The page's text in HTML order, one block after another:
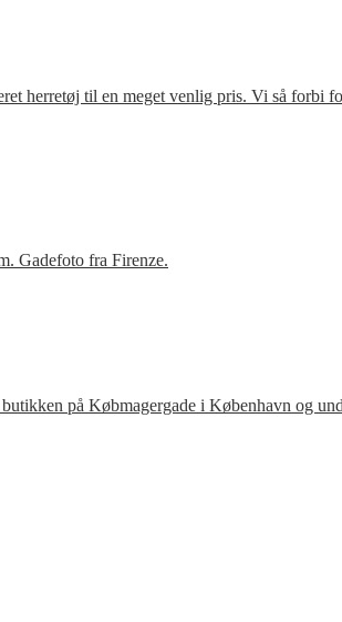
herretøj til en meget venlig pris. Vi så forbi
Gadefoto fra Firenze.
på Købmagergade i København og